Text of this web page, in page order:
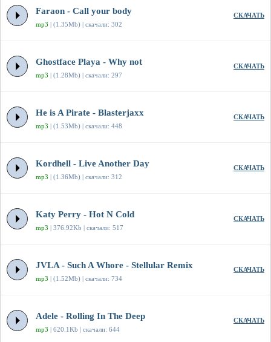
Faraon - Call your body
mp3 | (1.35Mb) | скачали: 302
СКАЧАТЬ
Ghostface Playa - Why not
mp3 | (1.28Mb) | скачали: 297
СКАЧАТЬ
He is A Pirate - Blasterjaxx
mp3 | (1.53Mb) | скачали: 448
СКАЧАТЬ
Kordhell - Live Another Day
mp3 | (1.36Mb) | скачали: 312
СКАЧАТЬ
Katy Perry - Hot N Cold
mp3 | 376.92Kb | скачали: 517
СКАЧАТЬ
JVLA - Such A Whore - Stellular Remix
mp3 | (1.52Mb) | скачали: 734
СКАЧАТЬ
Adele - Rolling In The Deep
mp3 | 620.1Kb | скачали: 644
СКАЧАТЬ